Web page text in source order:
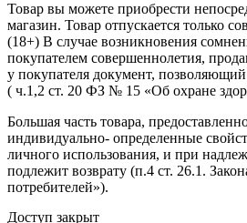
Товар вы можете приобрести
магазин. Товар отпускается только
(18+) В случае возникновения
покупателем совершеннолетия,
у покупателя документ, позволяющий
( ч.1,2 ст. 20 ФЗ № 15 «Об охране
Большая часть товара,
индивидуально- определенные
личного использования, и при
подлежит возврату (п.4 ст. 26.1.
потребителей»).
Доступ закрыт